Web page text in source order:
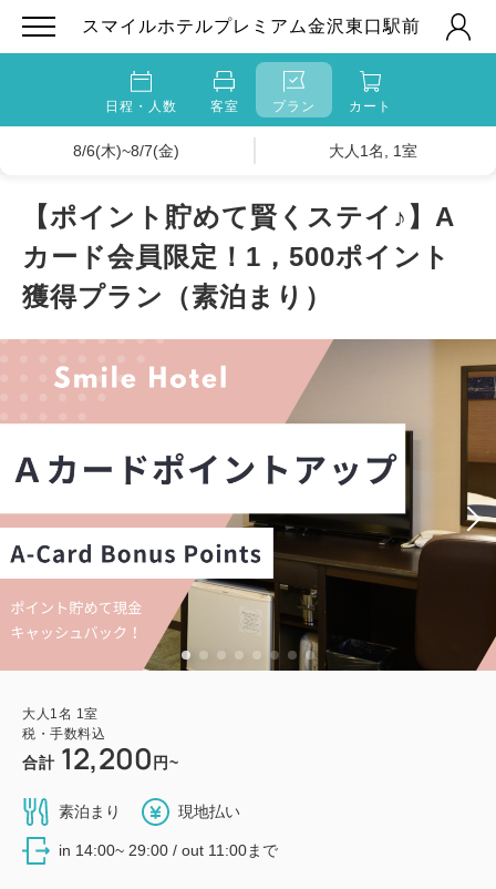
スマイルホテルプレミアム金沢東口駅前
日程・人数 客室 プラン カート
8/6(木)~8/7(金) 大人1名, 1室
【ポイント貯めて賢くステイ♪】A
カード会員限定！1，500ポイント
獲得プラン（素泊まり）
大人 1 名 1 室
税・手数料込
合計 12,200 円~
素泊まり 現地払い
in 14:00~ 29:00 / out 11:00まで